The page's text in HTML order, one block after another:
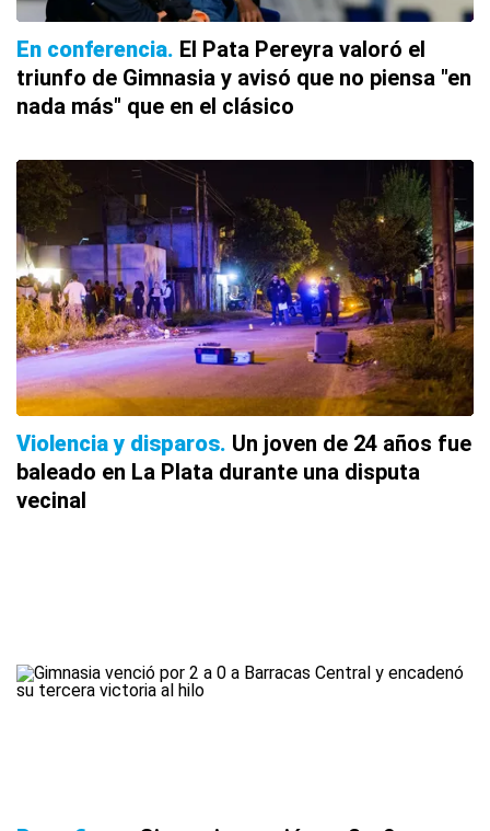
En conferencia El Pata Pereyra valoró el
triunfo de Gimnasia y avisó que no piensa "en
nada más" que en el clásico
Violencia y disparos Un joven de 24 años fue
baleado en La Plata durante una disputa
vecinal